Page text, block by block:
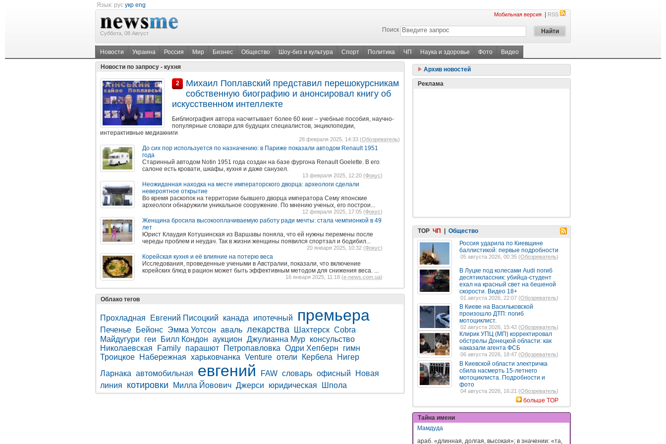
Язык: рус укр eng
Суббота, 08 Август
Мобильная версия RSS
Поиск
Новости Украина Россия Мир Бизнес Общество Шоу-биз и культура Спорт Политика ЧП Наука и здоровье Фото Видео
Новости по запросу - кухня
2
Михаил Поплавский представил перешокурсникам
собственную биографию и анонсировал книгу об
искусственном интеллекте
Библиография автора насчитывает более 60 книг – учебные пособия, научно-
популярные словари для будущих специалистов, энциклопедии,
интерактивные медиакниги
28 февраля 2025, 14:33 (Обозреватель)
До сих пор используется по назначению: в Париже показали автодом Renault 1951
года
Старинный автодом Notin 1951 года создан на базе фургона Renault Goelette. В его
салоне есть кровати, шкафы, кухня и даже санузел.
13 февраля 2025, 12:20 (Фокус)
Неожиданная находка на месте императорского дворца: археологи сделали
невероятное открытие
Во время раскопок на территории бывшего дворца императора Сему японские
археологи обнаружили уникальное сооружение. По мнению ученых, его построи...
12 февраля 2025, 17:05 (Фокус)
Женщина бросила высокооплачиваемую работу ради мечты: стала чемпионкой в 49
лет
Юрист Клаудия Котушинская из Варшавы поняла, что ей нужны перемены после
череды проблем и неудач. Так в жизни женщины появился спортзал и бодибил...
20 января 2025, 10:32 (Фокус)
Корейская кухня и её влияние на потерю веса
Исследования, проведенные учеными в Австралии, показали, что включение
корейских блюд в рацион может быть эффективным методом для снижения веса. ...
16 января 2025, 11:18 (e-news.com.ua)
Облако тегов
Прохладная Евгений Писоцкий канада ипотечный премьера
Печенье Бейонс Эмма Уотсон аваль лекарства Шахтерск Cobra
Майдугури
геи Билл Кондон аукцион Джулианна Мур консульство
Николаевская
Family парашют Петропавловка Одри Хепберн
гимн
Троицкое
Набережная харьковчанка Venture отели Кербела
Нигер
Ларнака автомобильная евгений FAW словарь офисный
Новая
линия
котировки Милла Йовович Джерси юридическая Шпола
Архив новостей
Реклама
TOP ЧП
Общество
Россия ударила по Киевщине
баллистикой: первые подробности
05 августа 2026, 00:35 (Обозреватель)
В Луцке под колесами Audi погиб
десятиклассник: убийца-студент
ехал на красный свет на бешеной
скорости. Видео 18+
01 августа 2026, 22:07 (Обозреватель)
В Киеве на Васильковской
произошло ДТП: погиб
мотоциклист.
02 августа 2026, 15:42 (Обозреватель)
Клирик УПЦ (МП) корректировал
обстрелы Донецкой области: как
наказали агента ФСБ
06 августа 2026, 18:47 (Обозреватель)
В Киевской области электричка
сбила насмерть 15-летнего
мотоциклиста. Подробности и
фото
04 августа 2026, 16:21 (Обозреватель)
больше TOP
Тайна имени
Мамдуда
араб. «длинная, долгая, высокая»; в значении: «та,